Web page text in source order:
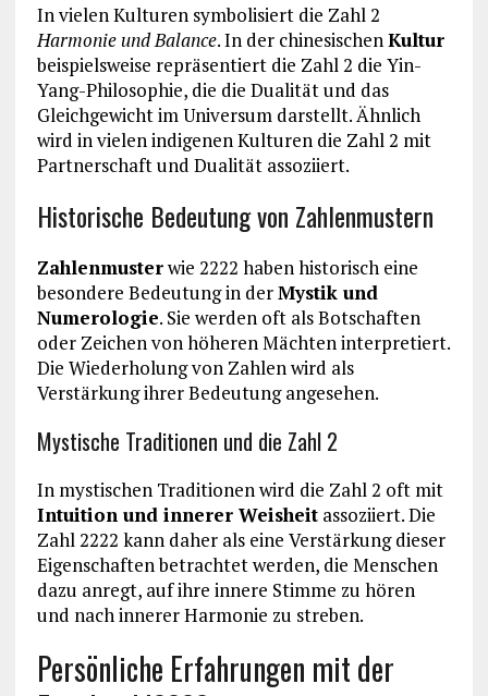
In vielen Kulturen symbolisiert die Zahl 2
Harmonie und Balance. In der chinesischen Kultur
beispielsweise repräsentiert die Zahl 2 die Yin-
Yang-Philosophie, die die Dualität und das
Gleichgewicht im Universum darstellt. Ähnlich
wird in vielen indigenen Kulturen die Zahl 2 mit
Partnerschaft und Dualität assoziiert.
Historische Bedeutung von Zahlenmustern
Zahlenmusterwie 2222 haben historisch eine
besondere Bedeutung in derMystik und
Numerologie. Sie werden oft als Botschaften
oder Zeichen von höheren Mächten interpretiert.
Die Wiederholung von Zahlen wird als
Verstärkung ihrer Bedeutung angesehen.
Mystische Traditionen und die Zahl 2
In mystischen Traditionen wird die Zahl 2 oft mit
Intuition und innerer Weisheitassoziiert. Die
Zahl 2222 kann daher als eine Verstärkung dieser
Eigenschaften betrachtet werden, die Menschen
dazu anregt, auf ihre innere Stimme zu hören
und nach innerer Harmonie zu streben.
Persönliche Erfahrungen mit der